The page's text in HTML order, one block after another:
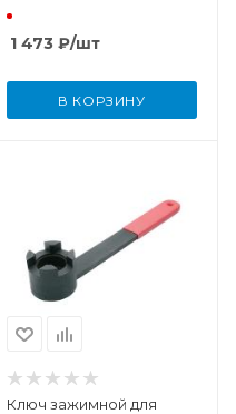
1 473 ₽/шт
В КОРЗИНУ
Ключ зажимной для